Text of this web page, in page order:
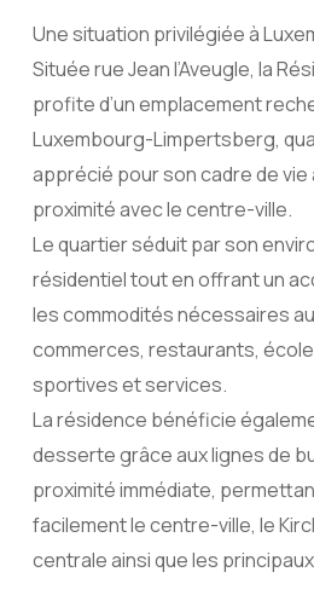
Une situation privilégiée à
Située rue Jean l’Aveugle, la
profite d’un emplacement
Luxembourg-Limpertsberg,
apprécié pour son cadre de
proximité avec le centre-ville.
Le quartier séduit par son
résidentiel tout en offrant un
les commodités nécessaires
commerces, restaurants,
sportives et services.
La résidence bénéficie
desserte grâce aux lignes de
proximité immédiate,
facilement le centre-ville, le
centrale ainsi que les